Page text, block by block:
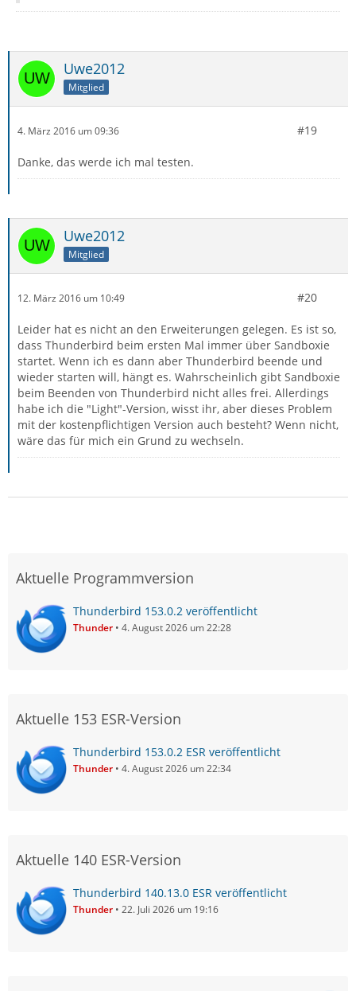
Uwe2012
Mitglied
4. März 2016 um 09:36 #19
Danke, das werde ich mal testen.
Uwe2012
Mitglied
12. März 2016 um 10:49 #20
Leider hat es nicht an den Erweiterungen gelegen. Es ist so,
dass Thunderbird beim ersten Mal immer über Sandboxie
startet. Wenn ich es dann aber Thunderbird beende und
wieder starten will, hängt es. Wahrscheinlich gibt Sandboxie
beim Beenden von Thunderbird nicht alles frei. Allerdings
habe ich die "Light"-Version, wisst ihr, aber dieses Problem
mit der kostenpflichtigen Version auch besteht? Wenn nicht,
wäre das für mich ein Grund zu wechseln.
Aktuelle Programmversion
Thunderbird 153.0.2 veröffentlicht
Thunder 4. August 2026 um 22:28
Aktuelle 153 ESR-Version
Thunderbird 153.0.2 ESR veröffentlicht
Thunder 4. August 2026 um 22:34
Aktuelle 140 ESR-Version
Thunderbird 140.13.0 ESR veröffentlicht
Thunder 22. Juli 2026 um 19:16